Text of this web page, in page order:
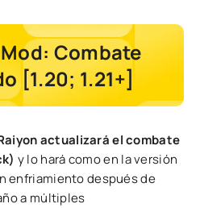
Combate
[1.20; 1.21+]
actualizará el combate
y lo hará como en la versión
enfriamiento después de
a múltiples